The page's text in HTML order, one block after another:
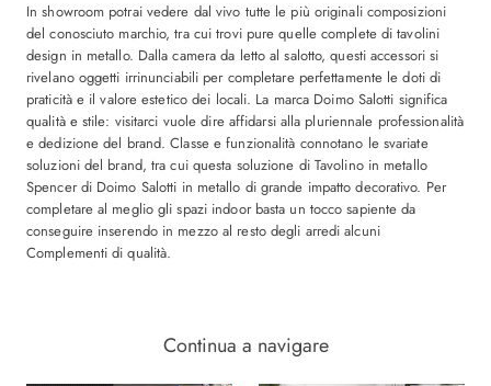
In showroom potrai vedere dal vivo tutte le più originali composizioni
del conosciuto marchio, tra cui trovi pure quelle complete di tavolini
design in metallo. Dalla camera da letto al salotto, questi accessori si
rivelano oggetti irrinunciabili per completare perfettamente le doti di
praticità e il valore estetico dei locali. La marca Doimo Salotti significa
qualità e stile: visitarci vuole dire affidarsi alla pluriennale professionalità
e dedizione del brand. Classe e funzionalità connotano le svariate
soluzioni del brand, tra cui questa soluzione di Tavolino in metallo
Spencer di Doimo Salotti in metallo di grande impatto decorativo. Per
completare al meglio gli spazi indoor basta un tocco sapiente da
conseguire inserendo in mezzo al resto degli arredi alcuni
Complementi di qualità.
Continua a navigare